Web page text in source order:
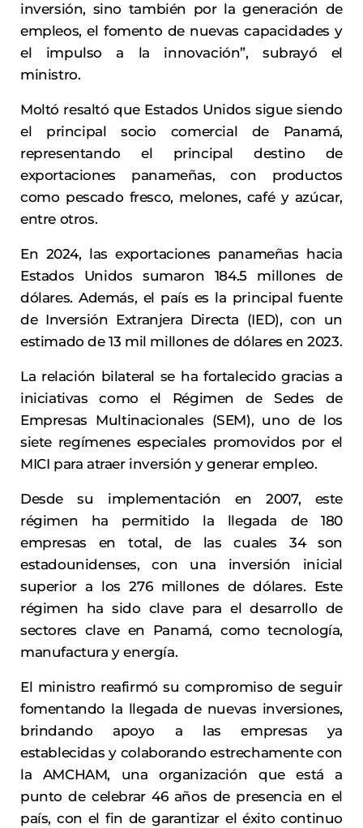
inversión, sino también por la generación de
empleos, el fomento de nuevas capacidades y
el impulso a la innovación”, subrayó el
ministro.
Moltó resaltó que Estados Unidos sigue siendo
el principal socio comercial de Panamá,
representando el principal destino de
exportaciones panameñas, con productos
como pescado fresco, melones, café y azúcar,
entre otros.
En 2024, las exportaciones panameñas hacia
Estados Unidos sumaron 184.5 millones de
dólares. Además, el país es la principal fuente
de Inversión Extranjera Directa (IED), con un
estimado de 13 mil millones de dólares en 2023.
La relación bilateral se ha fortalecido gracias a
iniciativas como el Régimen de Sedes de
Empresas Multinacionales (SEM), uno de los
siete regímenes especiales promovidos por el
MICI para atraer inversión y generar empleo.
Desde su implementación en 2007, este
régimen ha permitido la llegada de 180
empresas en total, de las cuales 34 son
estadounidenses, con una inversión inicial
superior a los 276 millones de dólares. Este
régimen ha sido clave para el desarrollo de
sectores clave en Panamá, como tecnología,
manufactura y energía.
El ministro reafirmó su compromiso de seguir
fomentando la llegada de nuevas inversiones,
brindando apoyo a las empresas ya
establecidas y colaborando estrechamente con
la AMCHAM, una organización que está a
punto de celebrar 46 años de presencia en el
país, con el fin de garantizar el éxito continuo